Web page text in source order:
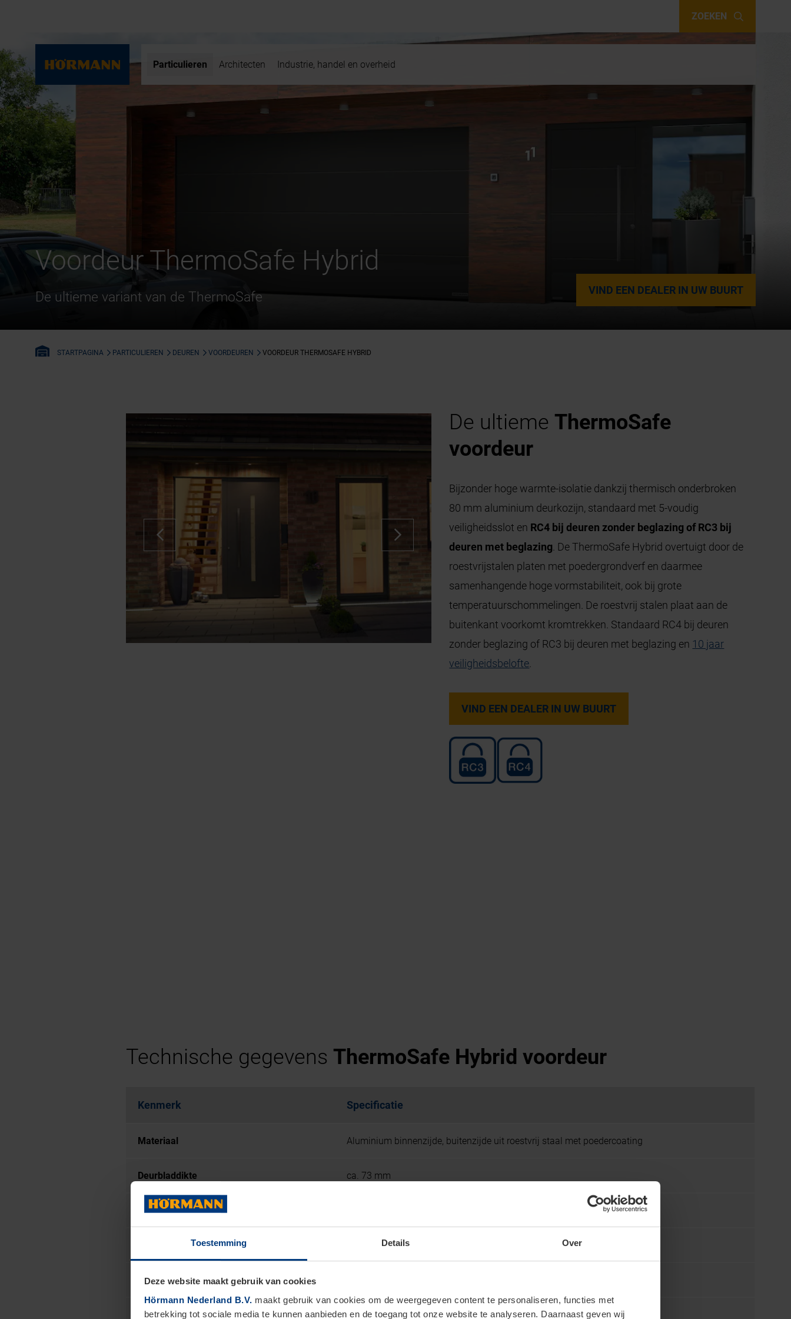
Toestemming Details Over
Deze website maakt gebruik van cookies
Hörmann Nederland B.V. maakt gebruik van cookies om de weergegeven content te personaliseren, functies met
betrekking tot sociale media te kunnen aanbieden en de toegang tot onze website te analyseren. Daarnaast geven wij
ZOEKEN
Particulieren Architecten Industrie, handel en overheid
Voordeur ThermoSafe Hybrid
De ultieme variant van de ThermoSafe VIND EEN DEALER IN UW BUURT
STARTPAGINA PARTICULIEREN DEUREN VOORDEUREN VOORDEUR THERMOSAFE HYBRID
De ultieme ThermoSafe
voordeur
Bijzonder hoge warmte-isolatie dankzij thermisch onderbroken
80 mm aluminium deurkozijn, standaard met 5-voudig
veiligheidsslot en RC4 bij deuren zonder beglazing of RC3 bij
deuren met beglazing. De ThermoSafe Hybrid overtuigt door de
roestvrijstalen platen met poedergrondverf en daarmee
samenhangende hoge vormstabiliteit, ook bij grote
temperatuurschommelingen. De roestvrij stalen plaat aan de
buitenkant voorkomt kromtrekken. Standaard RC4 bij deuren
zonder beglazing of RC3 bij deuren met beglazing en 10 jaar
veiligheidsbelofte.
VIND EEN DEALER IN UW BUURT
Technische gegevens ThermoSafe Hybrid voordeur
Kenmerk Specificatie
Materiaal Aluminium binnenzijde, buitenzijde uit roestvrij staal met poedercoating
Deurbladdikte ca. 73 mm
Kozijndikte
Isolatiewaarde tot 0,87 W/(m²·K)
Geluidsisolatie
Slotmechanisme 5-voudige haakvergrendeling met extra veiligheidspennen